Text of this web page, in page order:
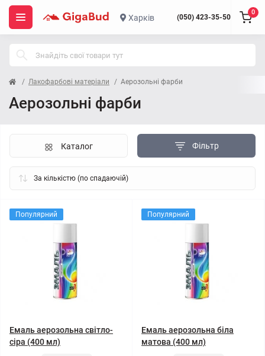
Харків (050) 423-35-50
0
Лакофарбові матеріали Аерозольні фарби
Аерозольні фарби
Фільтр
Каталог
Популярний
Емаль аерозольна світло-
сіра (400 мл)
Популярний
Емаль аерозольна біла
матова (400 мл)